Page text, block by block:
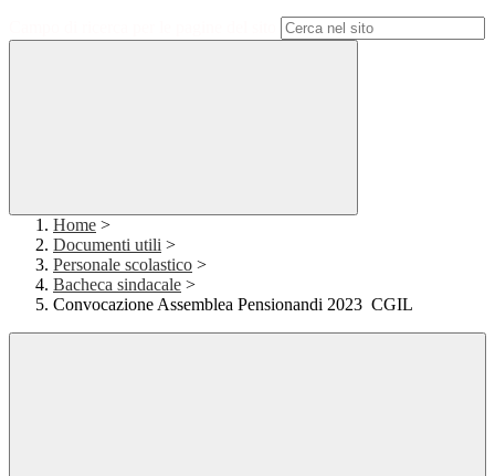
Home >
Documenti utili >
Personale scolastico >
Bacheca sindacale >
Convocazione Assemblea Pensionandi 2023 CGIL